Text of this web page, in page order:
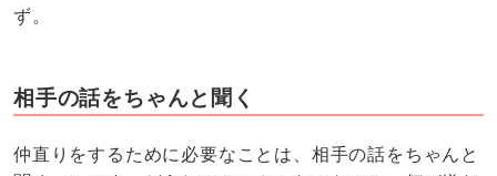
ず。
相手の話をちゃんと聞く
仲直りをするために必要なことは、相手の話をちゃんと